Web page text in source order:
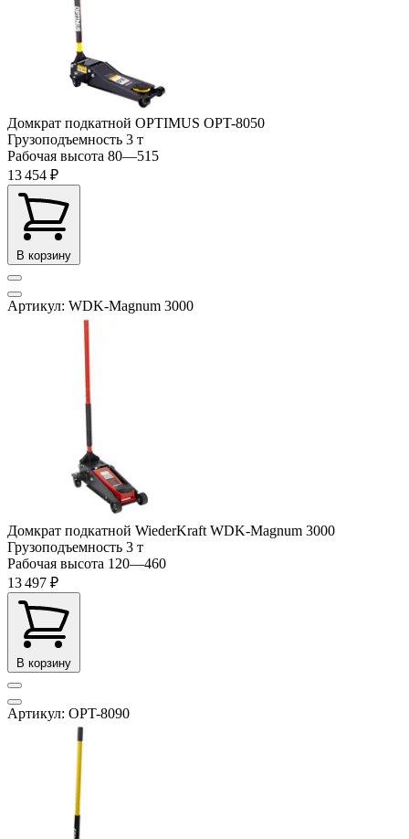
Домкрат подкатной OPTIMUS OPT-8050
Грузоподъемность 3 т
Рабочая высота 80—515
13 454 ₽
В корзину
Артикул: WDK-Magnum 3000
Домкрат подкатной WiederKraft WDK-Magnum 3000
Грузоподъемность 3 т
Рабочая высота 120—460
13 497 ₽
В корзину
Артикул: OPT-8090